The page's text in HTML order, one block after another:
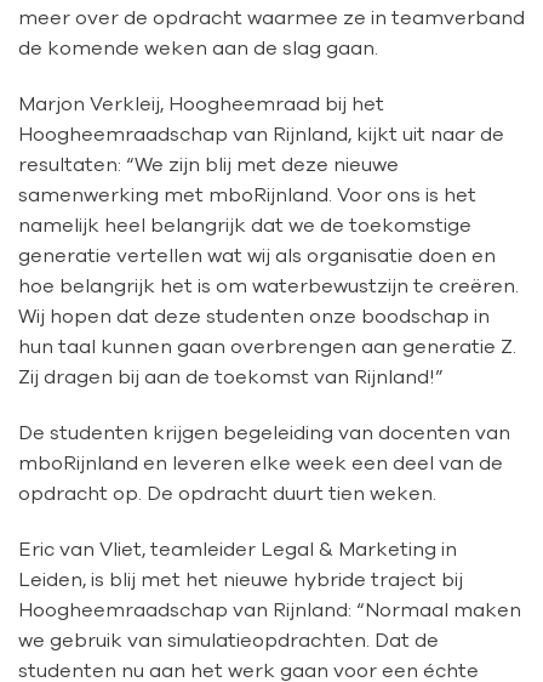
meer over de opdracht waarmee ze in teamverband
de komende weken aan de slag gaan.
Marjon Verkleij, Hoogheemraad bij het
Hoogheemraadschap van Rijnland, kijkt uit naar de
resultaten: “We zijn blij met deze nieuwe
samenwerking met mboRijnland. Voor ons is het
namelijk heel belangrijk dat we de toekomstige
generatie vertellen wat wij als organisatie doen en
hoe belangrijk het is om waterbewustzijn te creëren.
Wij hopen dat deze studenten onze boodschap in
hun taal kunnen gaan overbrengen aan generatie Z.
Zij dragen bij aan de toekomst van Rijnland!”
De studenten krijgen begeleiding van docenten van
mboRijnland en leveren elke week een deel van de
opdracht op. De opdracht duurt tien weken.
Eric van Vliet, teamleider Legal & Marketing in
Leiden, is blij met het nieuwe hybride traject bij
Hoogheemraadschap van Rijnland: “Normaal maken
we gebruik van simulatieopdrachten. Dat de
studenten nu aan het werk gaan voor een échte